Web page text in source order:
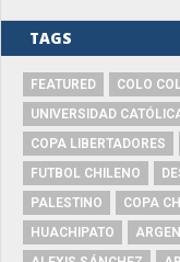
TAGS
FEATURED COLO
UNIVERSIDAD
COPA LIBERTADORES
FUTBOL CHILENO
PALESTINO
COPA
HUACHIPATO